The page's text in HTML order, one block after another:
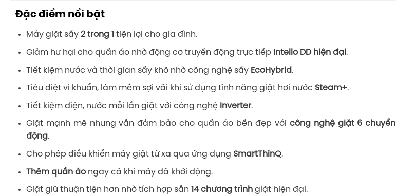
Đặc điểm nổi bật
Máy giặt sấy 2 trong 1tiện lợi cho gia đình.
Giảm hư hại cho quần áo nhờ động cơ truyền động trực tiếp Intello DD hiện đại.
Tiết kiệm nước và thời gian sấy khô nhờ công nghệ sấy EcoHybrid .
Tiêu diệt vi khuẩn, làm mềm sợi vải khi sử dụng tính năng giặt hơi nước Steam+.
Tiết kiệm điện, nước mỗi lần giặt với công nghệ Inverter.
Giặt mạnh mẽ nhưng vẫn đảm bảo cho quần áo bền đẹp với công nghệ giặt 6 chuyển
động.
Cho phép điều khiển máy giặt từ xa qua ứng dụng SmartThinQ.
Thêm quần áongay cả khi máy đã khởi động.
Giặt giũ thuận tiện hơn nhờ tích hợp sẵn 14 chương trìnhgiặt hiện đại.